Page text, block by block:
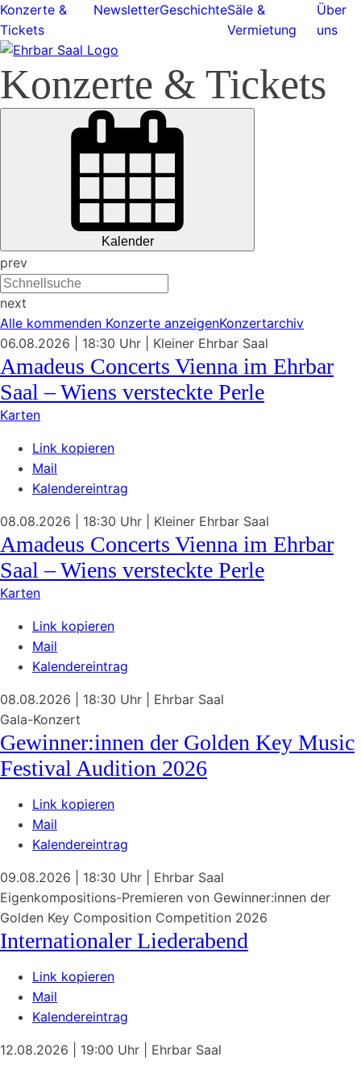
Konzerte &
Tickets
NewsletterGeschichteSäle &
Vermietung
Über
uns
Konzerte & Tickets
Kalender
prev
next
Alle kommenden Konzerte anzeigenKonzertarchiv
06.08.2026
| 18:30 Uhr Kleiner Ehrbar Saal
Amadeus Concerts Vienna im Ehrbar
Saal – Wiens versteckte Perle
Karten
Link kopieren
Mail
Kalendereintrag
08.08.2026 | 18:30 Uhr Kleiner Ehrbar Saal
Amadeus Concerts Vienna im Ehrbar
Saal – Wiens versteckte Perle
Karten
Link kopieren
Mail
Kalendereintrag
08.08.2026 | 18:30 Uhr
Ehrbar Saal
Gala-Konzert
Gewinner:innen der Golden Key Music
Festival Audition 2026
Link kopieren
Mail
Kalendereintrag
09.08.2026 | 18:30 Uhr
Ehrbar Saal
Eigenkompositions-Premieren von Gewinner:innen der
Golden Key Composition Competition 2026
Internationaler Liederabend
Link kopieren
Mail
Kalendereintrag
12.08.2026 | 19:00 Uhr
Ehrbar Saal